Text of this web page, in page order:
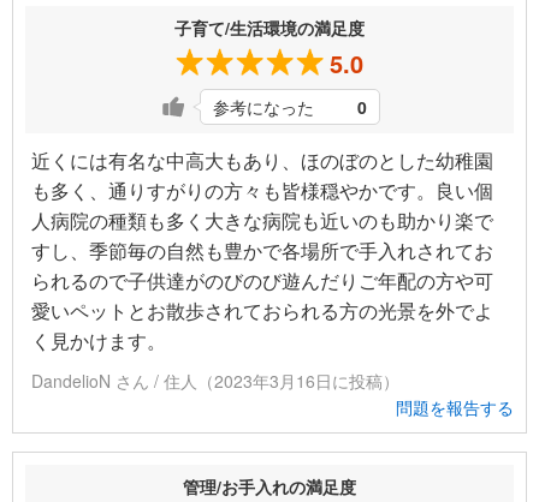
子育て/生活環境の満足度
5.0
参考になった 0
近くには有名な中高大もあり、ほのぼのとした幼稚園
も多く、通りすがりの方々も皆様穏やかです。良い個
人病院の種類も多く大きな病院も近いのも助かり楽で
すし、季節毎の自然も豊かで各場所で手入れされてお
られるので子供達がのびのび遊んだりご年配の方や可
愛いペットとお散歩されておられる方の光景を外でよ
く見かけます。
DandelioN さん / 住人（2023年3月16日に投稿）
問題を報告する
管理/お手入れの満足度